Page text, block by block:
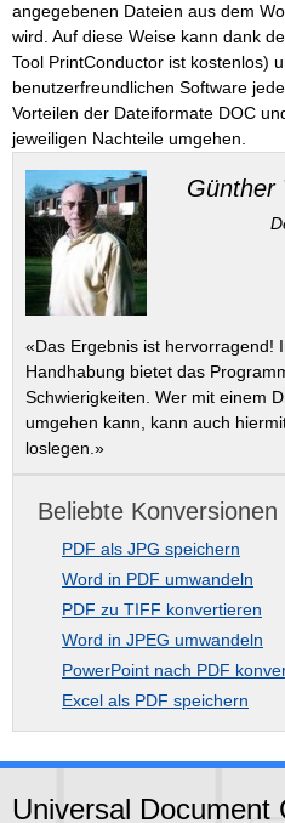
angegebenen Dateien aus dem
wird. Auf diese Weise kann dank
Tool PrintConductor ist kostenlos)
benutzerfreundlichen Software
Vorteilen der Dateiformate DOC
jeweiligen Nachteile umgehen.
Günther
«Das Ergebnis ist hervorragend!
Handhabung bietet das
Schwierigkeiten. Wer mit einem
umgehen kann, kann auch
loslegen.»
Beliebte Konversionen
PDF als JPG speichern
Word in PDF umwandeln
PDF zu TIFF konvertieren
Word in JPEG umwandeln
PowerPoint nach PDF
Excel als PDF speichern
Universal Document